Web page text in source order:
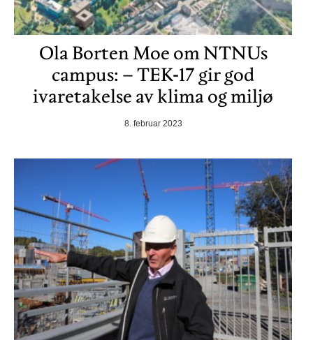
Ola Borten Moe om NTNUs
campus: – TEK-17 gir god
ivaretakelse av klima og miljø
8. februar 2023